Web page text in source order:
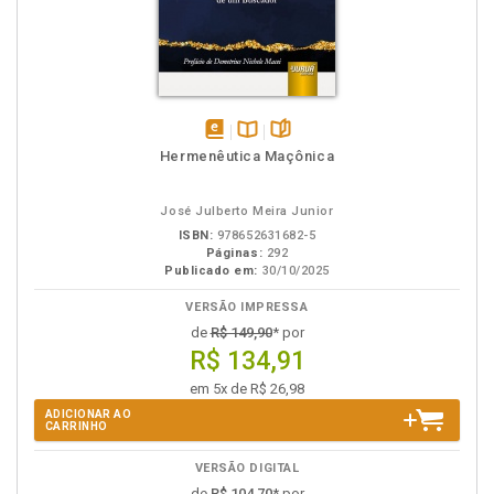
disponívelDisponível
páginas
Hermenêutica Maçônica
José Julberto Meira Junior
ISBN: 978652631682-5
Páginas: 292
Publicado em: 30/10/2025
VERSÃO IMPRESSA
deR$ 149,90* por
R$ 134,91
em 5x de R$ 26,98
ADICIONAR AO
CARRINHO
VERSÃO DIGITAL